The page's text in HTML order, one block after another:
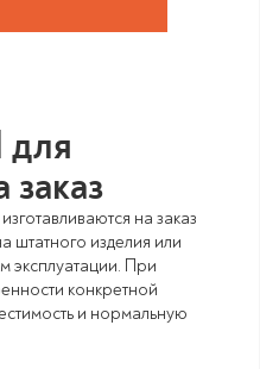
для
заказ
на заказ
штатного изделия или
При
конкретной
и нормальную